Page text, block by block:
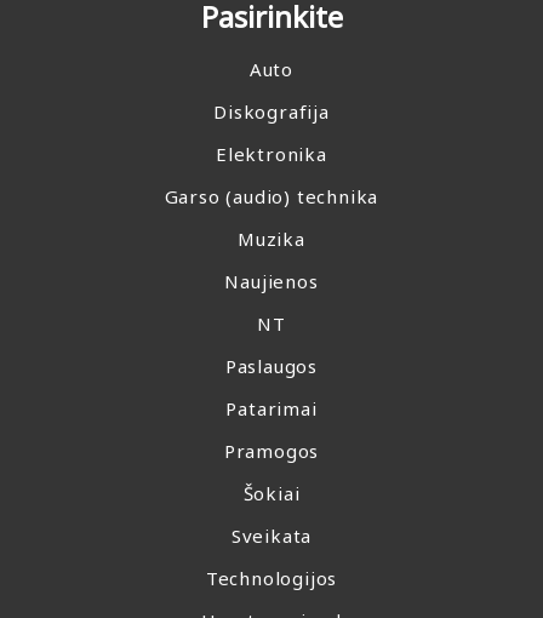
Pasirinkite
Auto
Diskografija
Elektronika
Garso (audio) technika
Muzika
Naujienos
NT
Paslaugos
Patarimai
Pramogos
Šokiai
Sveikata
Technologijos